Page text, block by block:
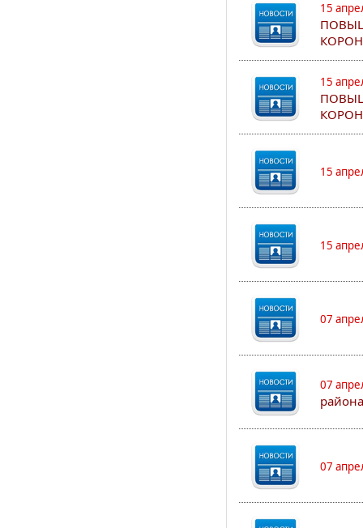
15
15
15
15
07
07
07